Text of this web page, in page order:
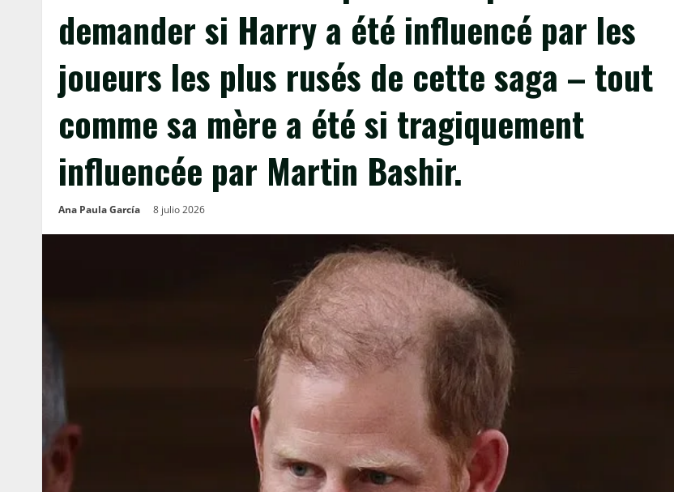
demander si Harry a été influencé par les
joueurs les plus rusés de cette saga – tout
comme sa mère a été si tragiquement
influencée par Martin Bashir.
Ana Paula García 8 julio 2026